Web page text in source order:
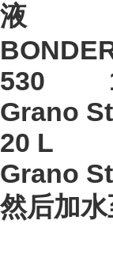
液
530
Grano
20 L
Grano
然后加